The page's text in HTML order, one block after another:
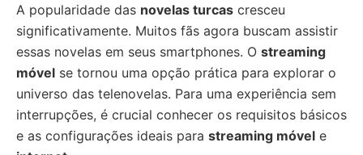
A popularidade das novelas turcas cresceu
significativamente. Muitos fãs agora buscam assistir
essas novelas em seus smartphones. O streaming
móvel se tornou uma opção prática para explorar o
universo das telenovelas. Para uma experiência sem
interrupções, é crucial conhecer os requisitos básicos
e as configurações ideais para streaming móvel e